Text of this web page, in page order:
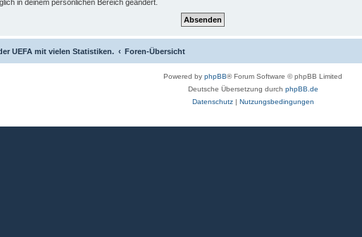
in deinem persönlichen Bereich geändert.
UEFA mit vielen Statistiken. Foren-Übersicht
Powered by phpBB® Forum Software © phpBB Limited
Deutsche Übersetzung durch phpBB.de
Datenschutz| Nutzungsbedingungen